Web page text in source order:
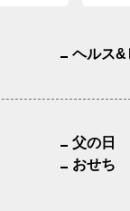
ヘルス&
父の日
おせち